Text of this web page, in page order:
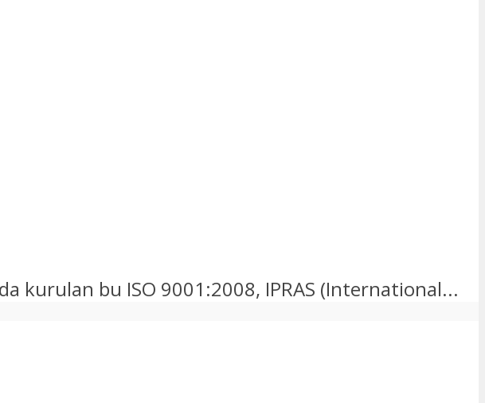
kurulan bu ISO 9001:2008, IPRAS (International...